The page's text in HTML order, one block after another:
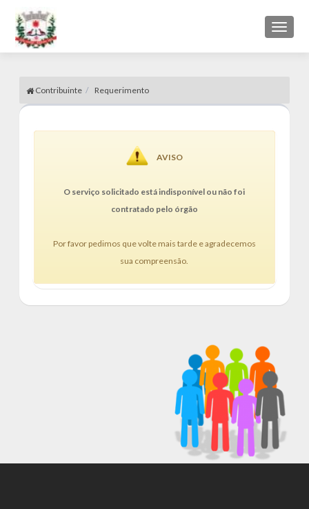
Toggle
Contribuinte Requerimento
AVISO
O serviço solicitado está indisponível ou não foi
contratado pelo órgão
Por favor pedimos que volte mais tarde e agradecemos
sua compreensão.